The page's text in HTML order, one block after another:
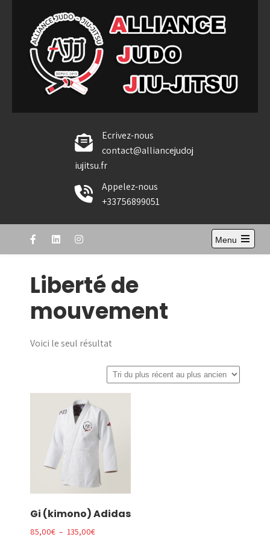
content
Alliance Judo Jiu-jitsu
Ecrivez-nous
contact@alliancejudoj
iujitsu.fr
Appelez-nous
+33756899051
Menu
Open
Liberté de
mouvement
Voici le seul résultat
Gi (kimono) Adidas
85,00€ – 135,00€Plage